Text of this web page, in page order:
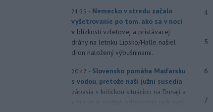
21:25 - Nemecko v stredu začalo
vyšetrovanie po tom, ako sa v noci
v blízkosti vzletovej a pristávacej
dráhy na letisku Lipsko/Halle našiel
dron naložený výbušninami.
20:47 - Slovensko pomáha Maďarsku
s vodou, pretože naši južní susedia
zápasia s kritickou situáciou na Dunaji a
4
5
6
7